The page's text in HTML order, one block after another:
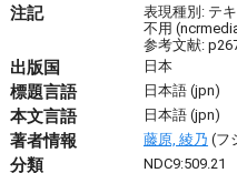
注記
表現種別: テ
不用
参考文献:
出版国 日本
標題言語 日本語 (jpn)
本文言語 日本語 (jpn)
著者情報 藤原, 綾乃 (フ
分類
NDC9:509.21